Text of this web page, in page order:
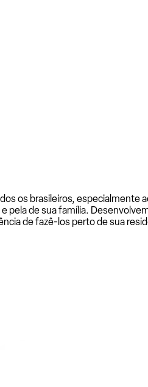
os brasileiros, especialmente
de sua família.
de fazê-los perto de sua